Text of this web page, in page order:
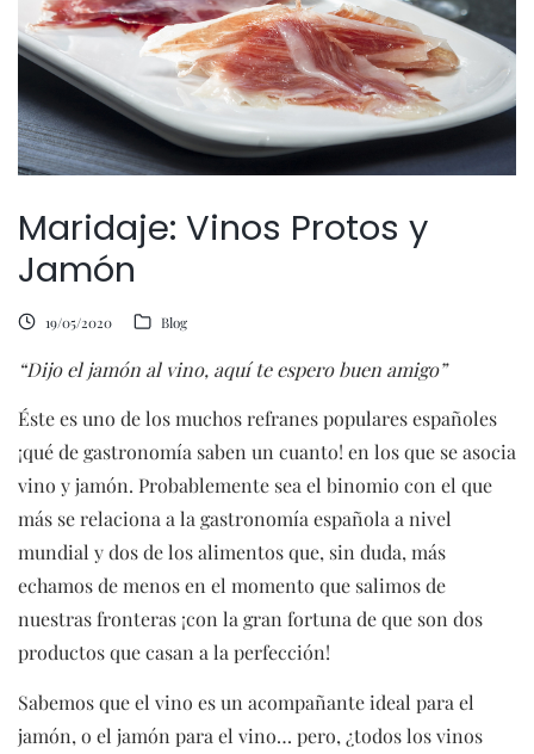
Maridaje: Vinos Protos y
Jamón
19/05/2020 Blog
“Dijo el jamón al vino, aquí te espero buen amigo”
Éste es uno de los muchos refranes populares españoles
¡qué de gastronomía saben un cuanto! en los que se asocia
vino y jamón. Probablemente sea el binomio con el que
más se relaciona a la gastronomía española a nivel
mundial y dos de los alimentos que, sin duda, más
echamos de menos en el momento que salimos de
nuestras fronteras ¡con la gran fortuna de que son dos
productos que casan a la perfección!
Sabemos que el vino es un acompañante ideal para el
jamón, o el jamón para el vino… pero, ¿todos los vinos